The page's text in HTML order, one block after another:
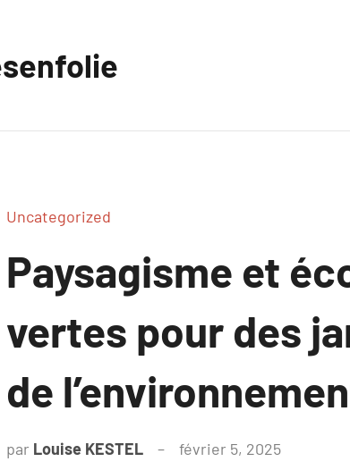
Uncategorized
Paysagisme et
vertes pour des
de
par Louise KESTEL février 5, 2025